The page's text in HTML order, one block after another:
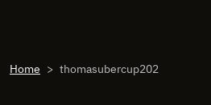
Home thomasubercup202